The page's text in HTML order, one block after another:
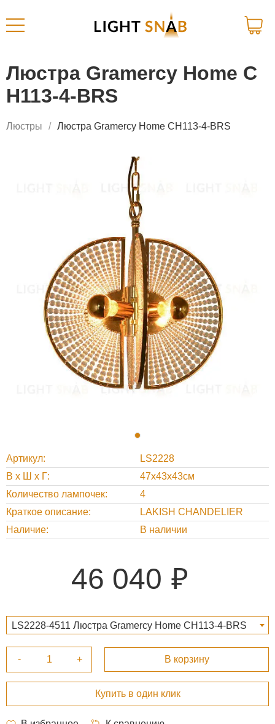
Люстра Gramercy Home C
H113-4-BRS
Люстры Люстра Gramercy Home CH113-4-BRS
Артикул
LS2228
В х Ш х Г
47x43x43см
Количество лампочек
4
Краткое описание
LAKISH CHANDELIER
Наличие
В наличии
46 040
LS2228-4511 Люстра Gramercy Home CH113-4-BRS